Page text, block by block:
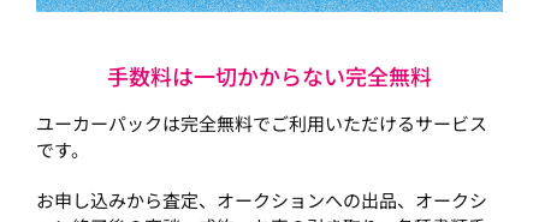
手数料は一切かからない完全無料
ユーカーパックは完全無料でご利用いただけるサービス
です。
お申し込みから査定、オークションへの出品、オークシ